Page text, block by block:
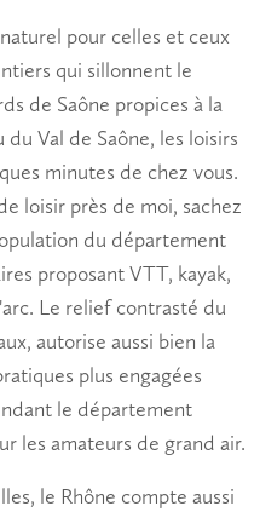
pour celles et ceux
qui sillonnent le
de Saône propices à la
Val de Saône, les loisirs
minutes de chez vous.
loisir près de moi, sachez
du département
proposant VTT, kayak,
Le relief contrasté du
autorise aussi bien la
plus engagées
le département
les amateurs de grand air.
le Rhône compte aussi